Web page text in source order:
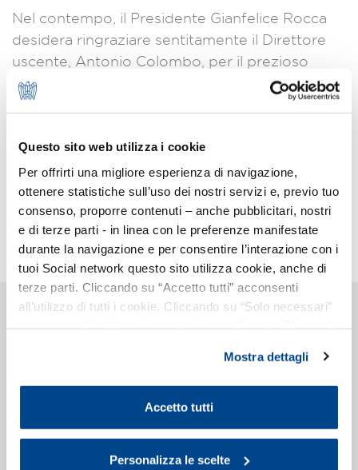
Questo sito web utilizza i cookie
Per offrirti una migliore esperienza di navigazione,
ottenere statistiche sull’uso dei nostri servizi e, previo tuo
consenso, proporre contenuti – anche pubblicitari, nostri
e di terze parti - in linea con le preferenze manifestate
durante la navigazione e per consentire l’interazione con i
tuoi Social network questo sito utilizza cookie, anche di
terze parti. Cliccando su “Accetto tutti” acconsenti
all’utilizzo di tutti i cookie. Cliccando su “Solo necessari”
propria volontà in relazione a ciascuna categoria di
cookie del sito. Per ulteriori informazioni consulta la
Mostra dettagli
Accetto tutti
Personalizza le scelte
Nel contempo, il Presidente Gianfelice Rocca
desidera ringraziare sentitamente il Direttore
uscente, Antonio Colombo, per il prezioso
contributo offerto ad Assolombarda in questi
anni.
Settore Comunicazione e Immagine
stampa@assolombarda.it
Stampa
Chi Siamo
Organi